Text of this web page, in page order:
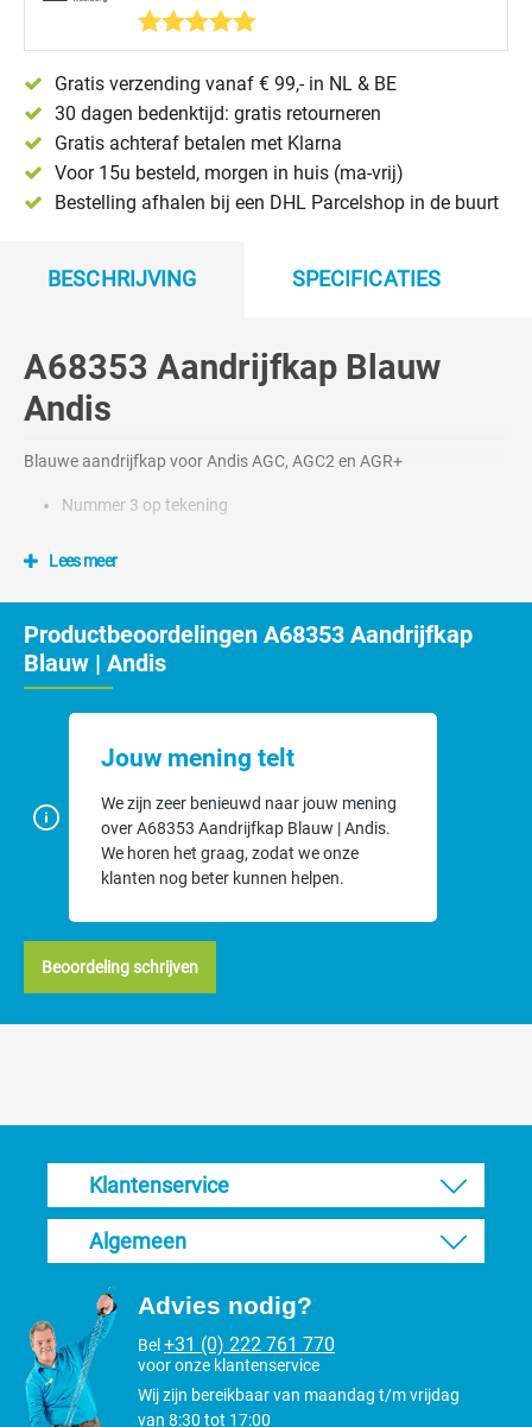
Gratis verzending vanaf € 99,- in NL & BE
30 dagen bedenktijd: gratis retourneren
Gratis achteraf betalen met Klarna
Voor 15u besteld, morgen in huis (ma-vrij)
Bestelling afhalen bij een DHL Parcelshop in de buurt
BESCHRIJVING SPECIFICATIES
A68353 Aandrijfkap Blauw
Andis
Blauwe aandrijfkap voor Andis AGC, AGC2 en AGR+
Nummer 3 op tekening
Lees meer
Productbeoordelingen A68353 Aandrijfkap
Blauw | Andis
Jouw mening telt
We zijn zeer benieuwd naar jouw mening
over A68353 Aandrijfkap Blauw | Andis.
We horen het graag, zodat we onze
klanten nog beter kunnen helpen.
Beoordeling schrijven
Klantenservice
Algemeen
Advies nodig?
Bel +31 (0) 222 761 770
voor onze klantenservice
Wij zijn bereikbaar van maandag t/m vrijdag
van 8:30 tot 17:00